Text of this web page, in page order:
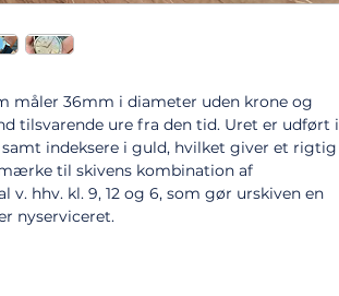
måler 36mm i diameter uden krone og
tilsvarende ure fra den tid. Uret er udført i
indeksere i guld, hvilket giver et rigtig
til skivens kombination af
v. hhv. kl. 9, 12 og 6, som gør urskiven en
nyserviceret.